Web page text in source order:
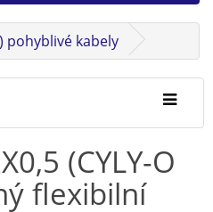
pohyblivé kabely
(CYLY-O
flexibilní